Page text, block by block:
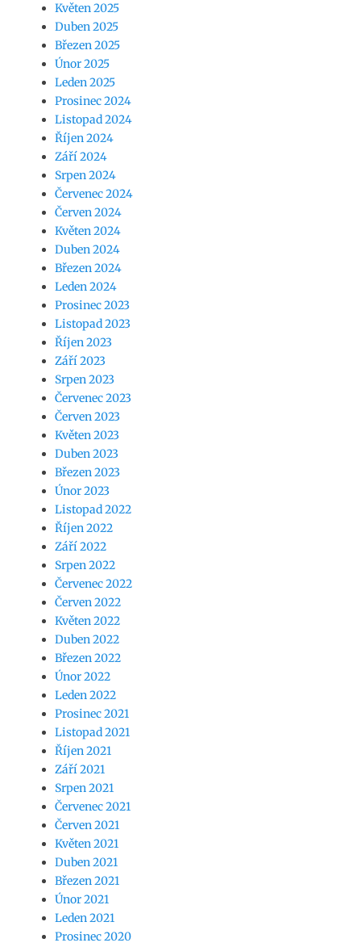
Květen 2025
Duben 2025
Březen 2025
Únor 2025
Leden 2025
Prosinec 2024
Listopad 2024
Říjen 2024
Září 2024
Srpen 2024
Červenec 2024
Červen 2024
Květen 2024
Duben 2024
Březen 2024
Leden 2024
Prosinec 2023
Listopad 2023
Říjen 2023
Září 2023
Srpen 2023
Červenec 2023
Červen 2023
Květen 2023
Duben 2023
Březen 2023
Únor 2023
Listopad 2022
Říjen 2022
Září 2022
Srpen 2022
Červenec 2022
Červen 2022
Květen 2022
Duben 2022
Březen 2022
Únor 2022
Leden 2022
Prosinec 2021
Listopad 2021
Říjen 2021
Září 2021
Srpen 2021
Červenec 2021
Červen 2021
Květen 2021
Duben 2021
Březen 2021
Únor 2021
Leden 2021
Prosinec 2020